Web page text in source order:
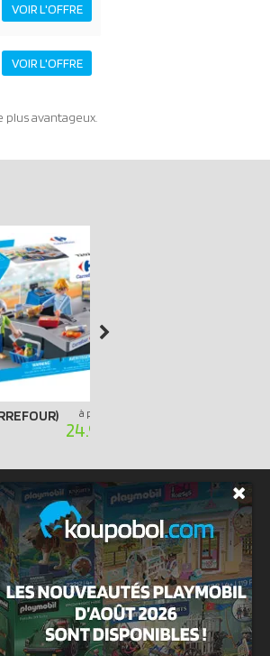
VOIR L'OFFRE
VOIR L'OFFRE
avantageux.
à partir de
24.99 €
MOTS
de prix
PLAYMOBIL.
du moment.
moins chers.